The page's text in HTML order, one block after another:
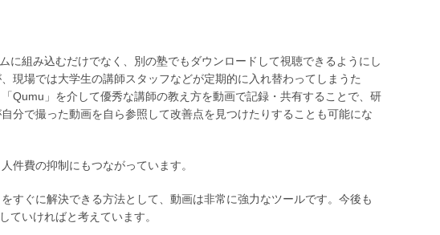
に組み込むだけでなく、別の塾でもダウンロードして視聴できるようにし
現場では大学生の講師スタッフなどが定期的に入れ替わってしまうた
Qumu」を介して優秀な講師の教え方を動画で記録・共有することで、研
分で撮った動画を自ら参照して改善点を見つけたりすることも可能にな
件費の抑制にもつながっています。
すぐに解決できる方法として、動画は非常に強力なツールです。今後も
ていければと考えています。